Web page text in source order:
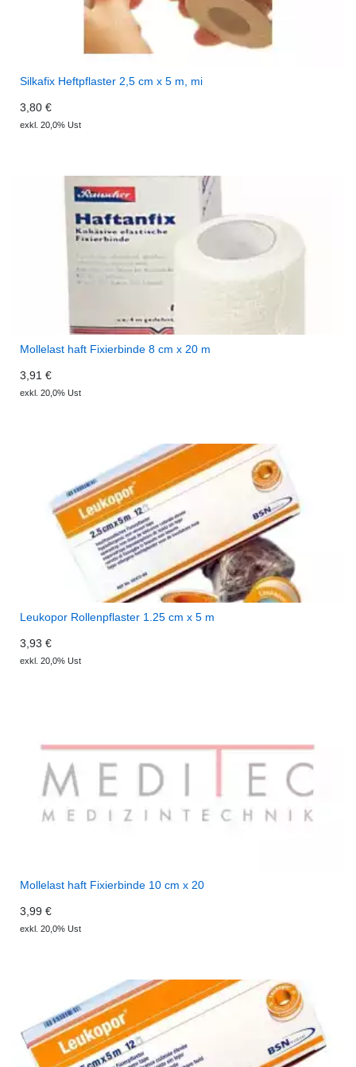
Silkafix Heftpflaster 2,5 cm x 5 m, mi
3,80 €
exkl. 20,0% Ust
Mollelast haft Fixierbinde 8 cm x 20 m
3,91 €
exkl. 20,0% Ust
Leukopor Rollenpflaster 1.25 cm x 5 m
3,93 €
exkl. 20,0% Ust
Mollelast haft Fixierbinde 10 cm x 20
3,99 €
exkl. 20,0% Ust